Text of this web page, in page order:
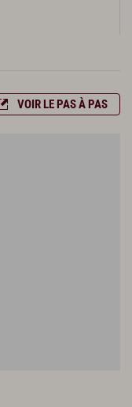
VOIR LE PAS À PAS